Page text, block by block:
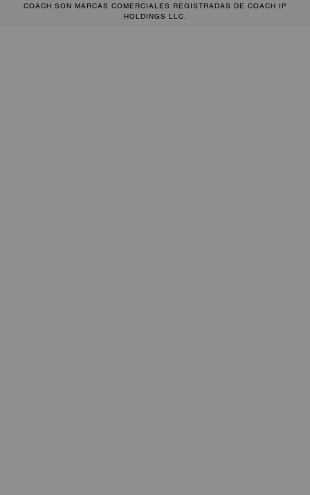
COACH SON MARCAS COMERCIALES REGISTRADAS DE COACH IP
HOLDINGS LLC.